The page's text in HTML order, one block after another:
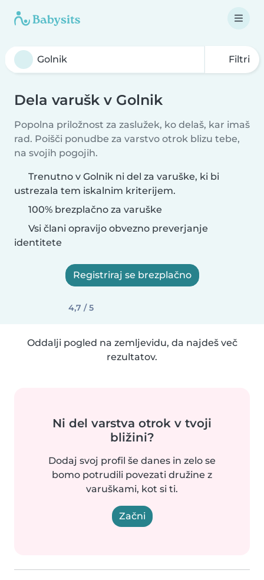
Filtri
Dela varušk v Golnik
Popolna priložnost za zaslužek, ko delaš, kar imaš
rad. Poišči ponudbe za varstvo otrok blizu tebe,
na svojih pogojih.
Trenutno v Golnik ni del za varuške, ki bi
ustrezala tem iskalnim kriterijem.
100% brezplačno za varuške
Vsi člani opravijo obvezno preverjanje
identitete
Registriraj se brezplačno
4,7 / 5
Oddalji pogled na zemljevidu, da najdeš več
rezultatov.
Ni del varstva otrok v tvoji
bližini?
Dodaj svoj profil še danes in zelo se
bomo potrudili povezati družine z
varuškami, kot si ti.
Začni